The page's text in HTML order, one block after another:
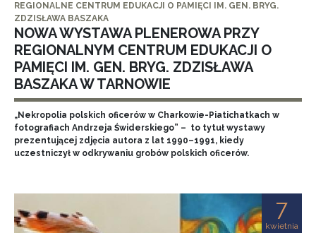
REGIONALNE CENTRUM EDUKACJI O PAMIĘCI IM. GEN. BRYG.
ZDZISŁAWA BASZAKA
NOWA WYSTAWA PLENEROWA PRZY
REGIONALNYM CENTRUM EDUKACJI O
PAMIĘCI IM. GEN. BRYG. ZDZISŁAWA
BASZAKA W TARNOWIE
„Nekropolia polskich oficerów w Charkowie-Piatichatkach w
fotografiach Andrzeja Świderskiego” – to tytuł wystawy
prezentującej zdjęcia autora z lat 1990–1991, kiedy
uczestniczył w odkrywaniu grobów polskich oficerów.
7
kwietnia